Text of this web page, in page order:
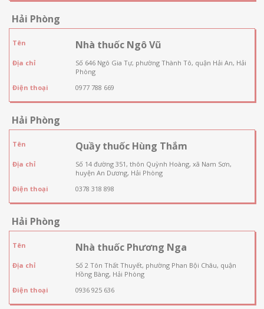
Hải Phòng
Tên Nhà thuốc Ngô Vũ
Địa chỉ
Số 646 Ngô Gia Tự, phường Thành Tô, quận Hải An, Hải
Phòng
Điện thoại
0977 788 669
Hải Phòng
Tên Quầy thuốc Hùng Thắm
Địa chỉ
Số 14 đường 351, thôn Quỳnh Hoàng, xã Nam Sơn,
huyện An Dương, Hải Phòng
Điện thoại
0378 318 898
Hải Phòng
Tên Nhà thuốc Phương Nga
Địa chỉ
Số 2 Tôn Thất Thuyết, phường Phan Bội Châu, quận
Hồng Bàng, Hải Phòng
Điện thoại
0936 925 636